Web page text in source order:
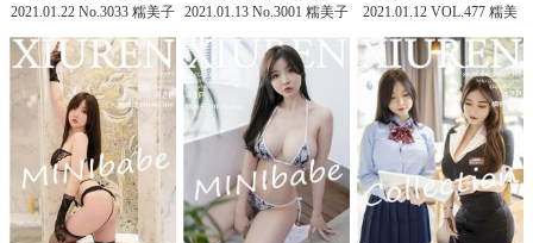
2021.01.22 No.3033 糯美子
MINIbabe
2021.01.13 No.3001 糯美子
2021.01.12 VOL.477 糯美
子MINIbabe